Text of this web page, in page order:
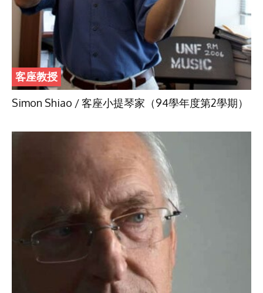
客座教授
Simon Shiao / 客座小提琴家（94學年度第2學期）